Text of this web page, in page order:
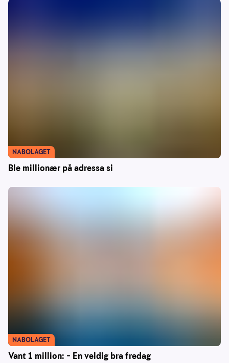
Ble millionær på adressa si
NABOLAGET
Vant 1 million: – En veldig bra fredag
NABOLAGET